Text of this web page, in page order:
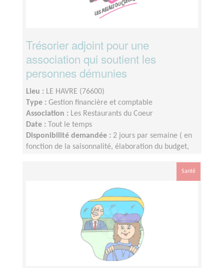
Trésorier adjoint pour une
association qui soutient les
personnes démunies
Lieu : LE HAVRE (76600)
Type : Gestion financière et comptable
Association : Les Restaurants du Coeur
Date :
Tout le temps
Disponibilité demandée : 2 jours par semaine ( en
fonction de la saisonnalité, élaboration du budget,
Santé